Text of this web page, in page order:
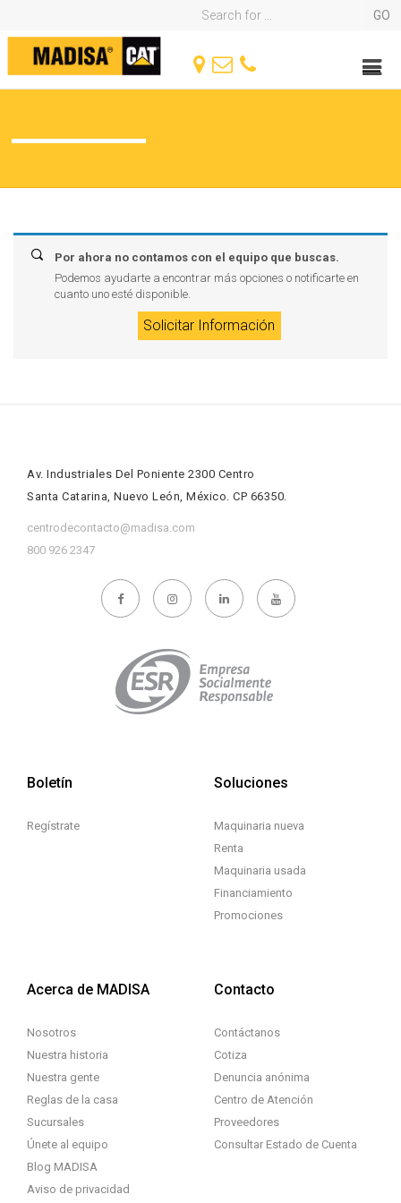
Por ahora no contamos con el equipo que buscas.
Podemos ayudarte a encontrar más opciones o notificarte en
cuanto uno esté disponible.
Solicitar Información
Av. Industriales Del Poniente 2300 Centro
Santa Catarina, Nuevo León, México. CP 66350.
centrodecontacto@madisa.com
800 926 2347
Boletín
Regístrate
Soluciones
Maquinaria nueva
Renta
Maquinaria usada
Financiamiento
Promociones
Acerca de MADISA
Nosotros
Nuestra historia
Nuestra gente
Reglas de la casa
Sucursales
Únete al equipo
Blog MADISA
Aviso de privacidad
Contacto
Contáctanos
Cotiza
Denuncia anónima
Centro de Atención
Proveedores
Consultar Estado de Cuenta